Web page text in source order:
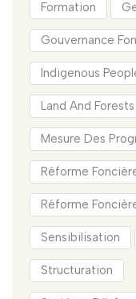
Formation
Gouvernance
Indigenous
Land And Forests
Mesure Des
Réforme
Réforme
Sensibilisation
Structuration